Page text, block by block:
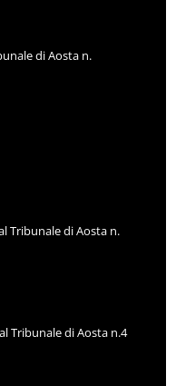
di Aosta n.
Tribunale di Aosta n.
Tribunale di Aosta n.4